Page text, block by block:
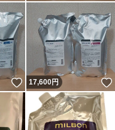
いいね！
17,600円